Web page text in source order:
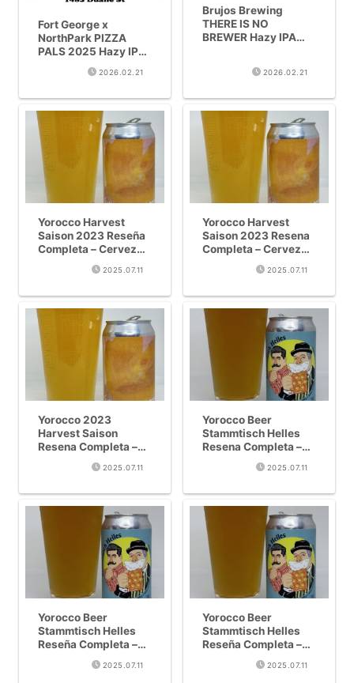
Fort George x
NorthPark PIZZA
PALS 2025 Hazy IPA
7% | Resena Riho
Beer No.5112026.02.21
Brujos Brewing
THERE IS NO
BREWER Hazy IPA
Beer No.508
2026.02.21
Yorocco Harvest
Saison 2023 Reseña
Completa – Cerveza
Artesanal de
Temporada con2025.07.11
Yorocco Harvest
Saison 2023 Resena
Completa – Cerveza
Artesanal Estacional
con Citricos Verdes
2025.07.11
Yorocco 2023
Harvest Saison
Resena Completa –
Cerveza artesanal
estacional con2025.07.11
Yorocco Beer
Stammtisch Helles
Resena Completa –
Colaboracion al
Estilo Aleman entre
2025.07.11
Yorocco Beer
Stammtisch Helles
Reseña Completa –
Colaboración al
Estilo Alemán entre
2025.07.11
Yorocco Beer
Stammtisch Helles
Reseña Completa –
Colaboración al
Estilo Alemán entre
2025.07.11